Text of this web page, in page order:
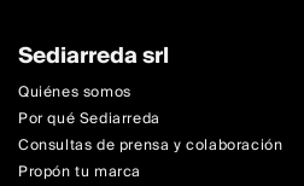
Sediarreda srl
Quiénes somos
Por qué Sediarreda
Consultas de prensa y colaboración
Propón tu marca